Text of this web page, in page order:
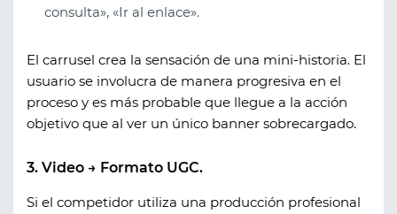
consulta», «Ir al enlace».
El carrusel crea la sensación de una mini-historia. El
usuario se involucra de manera progresiva en el
proceso y es más probable que llegue a la acción
objetivo que al ver un único banner sobrecargado.
3. Video → Formato UGC.
Si el competidor utiliza una producción profesional